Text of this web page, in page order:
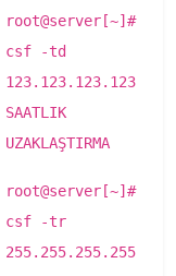
root@server[~]#
csf -td
123.123.123.123
SAATLIK
UZAKLAŞTIRMA
root@server[~]#
csf -tr
255.255.255.255